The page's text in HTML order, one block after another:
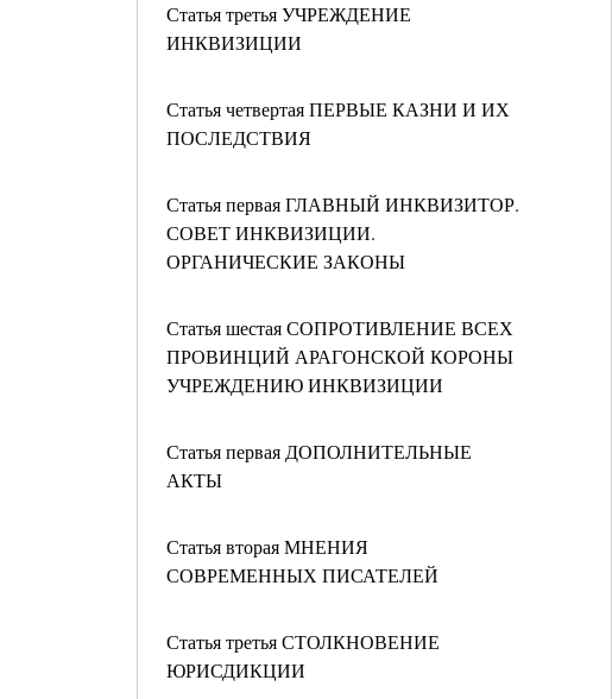
Статья третья УЧРЕЖДЕНИЕ
ИНКВИЗИЦИИ
Статья четвертая ПЕРВЫЕ КАЗНИ И ИХ
ПОСЛЕДСТВИЯ
Статья первая ГЛАВНЫЙ ИНКВИЗИТОР.
СОВЕТ ИНКВИЗИЦИИ.
ОРГАНИЧЕСКИЕ ЗАКОНЫ
Статья шестая СОПРОТИВЛЕНИЕ ВСЕХ
ПРОВИНЦИЙ АРАГОНСКОЙ КОРОНЫ
УЧРЕЖДЕНИЮ ИНКВИЗИЦИИ
Статья первая ДОПОЛНИТЕЛЬНЫЕ
АКТЫ
Статья вторая МНЕНИЯ
СОВРЕМЕННЫХ ПИСАТЕЛЕЙ
Статья третья СТОЛКНОВЕНИЕ
ЮРИСДИКЦИИ